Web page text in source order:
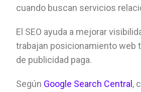
cuando buscan servicios
El SEO ayuda a mejorar
trabajan posicionamiento web
de publicidad paga.
Según Google Search Central ,